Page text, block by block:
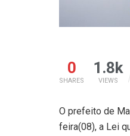
0
SHARES
1.8k
VIEWS
O prefeito de
feira(08), a Lei